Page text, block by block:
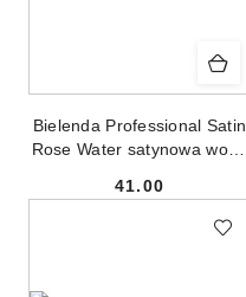
Bielenda Professional Satin
Rose Water satynowa woda
Cena:
41.00